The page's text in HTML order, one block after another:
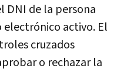
DNI de la persona
electrónico activo. El
cruzados
o rechazar la